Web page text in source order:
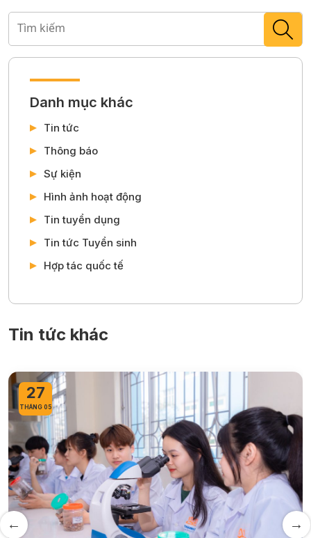
Danh mục khác
Tin tức
Thông báo
Sự kiện
Hình ảnh hoạt động
Tin tuyển dụng
Tin tức Tuyển sinh
Hợp tác quốc tế
Tin tức khác
27
THÁNG 05